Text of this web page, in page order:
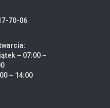
70-06
– 07:00 –
– 14:00